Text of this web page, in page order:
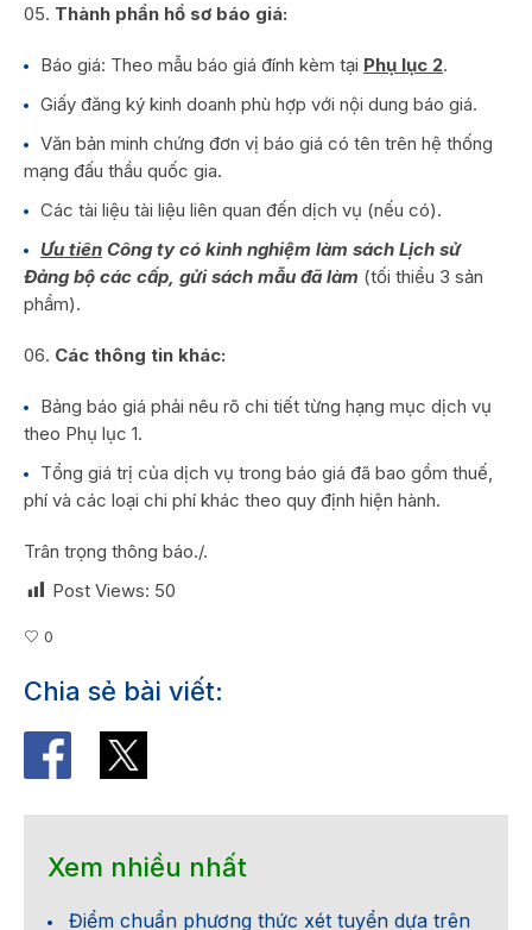
Thành phần hồ sơ báo giá:
Báo giá: Theo mẫu báo giá đính kèm tại Phụ lục 2.
Giấy đăng ký kinh doanh phù hợp với nội dung báo giá.
Văn bản minh chứng đơn vị báo giá có tên trên hệ thống
mạng đấu thầu quốc gia.
Các tài liệu tài liệu liên quan đến dịch vụ (nếu có).
Ưu tiên Công ty có kinh nghiệm làm sách Lịch sử
Đảng bộ các cấp, gửi sách mẫu đã làm (tối thiểu 3 sản
phẩm).
Các thông tin khác:
Bảng báo giá phải nêu rõ chi tiết từng hạng mục dịch vụ
theo Phụ lục 1.
Tổng giá trị của dịch vụ trong báo giá đã bao gồm thuế,
phí và các loại chi phí khác theo quy định hiện hành.
Trân trọng thông báo./.
Post Views: 50
0
Chia sẻ bài viết:
Xem nhiều nhất
Điểm chuẩn phương thức xét tuyển dựa trên